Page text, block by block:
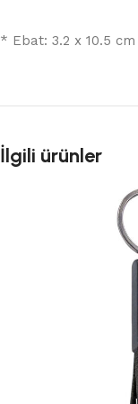
* Ebat: 3.2 x 10.5
İlgili ürünler